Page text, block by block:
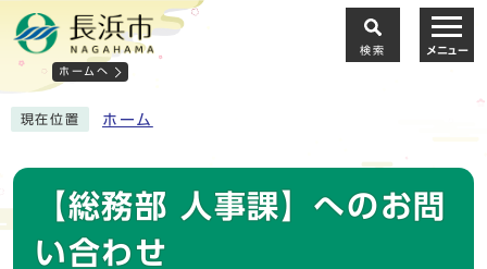
ホームへ
検索 メニュー
現在位置 ホーム
【総務部 人事課】へのお問
い合わせ